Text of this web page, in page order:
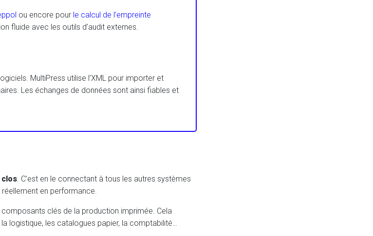
ou encore pour le calcul de l’empreinte
fluide avec les outils d’audit externes.
MultiPress utilise l’XML pour importer et
Les échanges de données sont ainsi fiables et
clos. C’est en le connectant à tous les autres systèmes
en performance.
clés de la production imprimée. Cela
logistique, les catalogues papier, la comptabilité…